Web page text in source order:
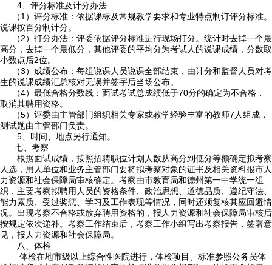
4、评分标准及计分办法
（1）评分标准：依据课标及常规教学要求和专业特点制订评分标准。
说课按百分制计分。
（2）打分办法：评委依据评分标准进行现场打分。统计时去掉一个最
高分，去掉一个最低分，其他评委的平均分为考试人的说课成绩，分数取
小数点后2位。
（3）成绩公布：每组说课人员说课全部结束，由计分和监督人员对考
生的说课成绩汇总核对无误并签字后当场公布。
（4）最低合格分数线：面试考试总成绩低于70分的确定为不合格，
取消其聘用资格。
（5）评委由主管部门组织相关专家或教学经验丰富的教师7人组成，
测试题由主管部门负责。
5、时间、地点另行通知。
七、考察
根据面试成绩，按照招聘职位计划人数从高分到低分等额确定拟考察
人选，用人单位和业务主管部门要将拟考察对象的证书及相关资料报市人
力资源和社会保障局审核确定。考察由市教育局和德州第一中学统一组
织，主要考察拟聘用人员的资格条件、政治思想、道德品质、遵纪守法、
能力素质、受过奖惩、学习及工作表现等情况，同时还须复核其应回避情
况。出现考察不合格或放弃聘用资格的，报人力资源和社会保障局审核后
按规定依次递补。考察工作结束后，考察工作小组写出考察报告，签署意
见，报人力资源和社会保障局。
八、体检
体检在地市级以上综合性医院进行，体检项目、标准参照公务员体